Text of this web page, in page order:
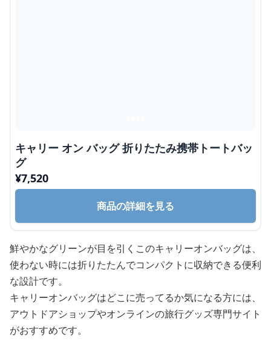
キャリー オン バッグ 折りたたみ携帯トートバッ
グ
¥7,520
商品の詳細を見る
鮮やかなグリーンが目を引くこのキャリーオンバッグは、
使わない時には折りたたんでコンパクトに収納できる便利
な設計です。
キャリーオンバッグはどこに売ってるか気になる方には、
アウトドアショップやオンラインの旅行グッズ専門サイト
がおすすめです。